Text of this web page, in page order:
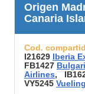
Origen
Canaria
Cod.
I21629 Iberia
FB1427
Airlines,
VY5245 Vueling